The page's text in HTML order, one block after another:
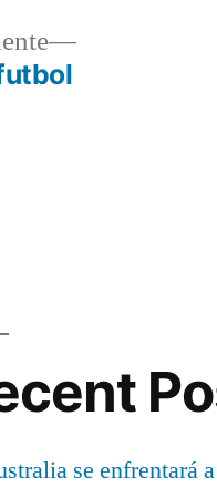
Entrada
se enfrentará